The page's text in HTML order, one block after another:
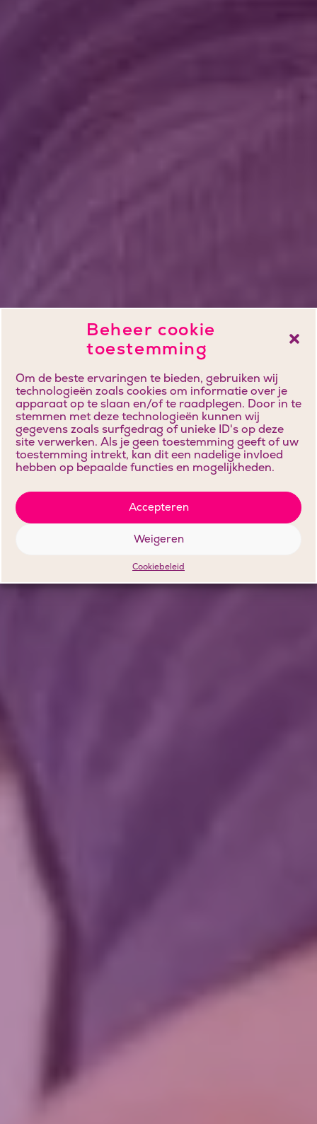
Beheer cookie
toestemming
Om de beste ervaringen te bieden, gebruiken wij
technologieën zoals cookies om informatie over je
apparaat op te slaan en/of te raadplegen. Door in te
stemmen met deze technologieën kunnen wij
gegevens zoals surfgedrag of unieke ID's op deze
site verwerken. Als je geen toestemming geeft of uw
toestemming intrekt, kan dit een nadelige invloed
hebben op bepaalde functies en mogelijkheden.
Accepteren
Weigeren
Cookiebeleid